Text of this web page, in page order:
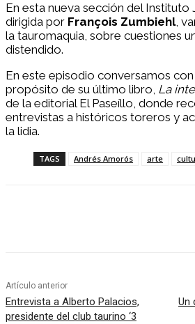
En esta nueva sección del Instituto
dirigida por François Zumbiehl,
la tauromaquia, sobre cuestiones
distendido.
En este episodio conversamos con
propósito de su último libro, La
de la editorial El Paseíllo, donde
entrevistas a históricos toreros y
la lidia.
TAGS Andrés Amorós arte
Artículo anterior
Entrevista a Alberto Palacios,
presidente del club taurino ‘3
Un